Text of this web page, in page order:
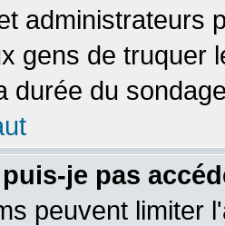
administrateurs
gens de truquer
durée du
je pas
peuvent limiter